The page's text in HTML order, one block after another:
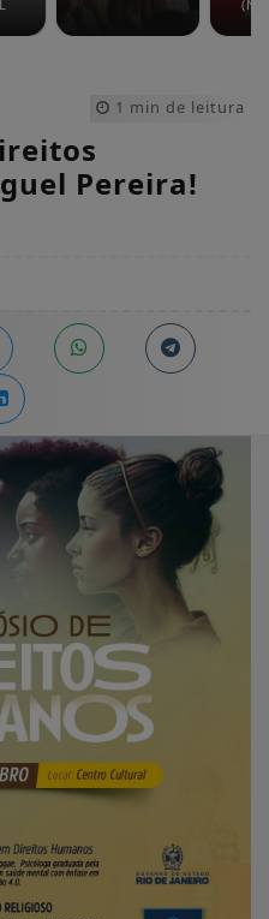
1 min de leitura
Pereira!